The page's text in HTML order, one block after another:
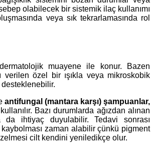
olabilecek bir sistemik ilaç kullanımı
veya sık tekrarlamasında rol
muayene ile konur. Bazen
verilen özel bir ışıkla veya mikroskobik
antifungal (mantara karşı) şampuanlar,
kullanılır. Bazı durumlarda ağızdan alınan
da ihtiyaç duyulabilir. Tedavi sonrası
zaman alabilir çünkü pigment
cilt kendini yeniledikçe olur.